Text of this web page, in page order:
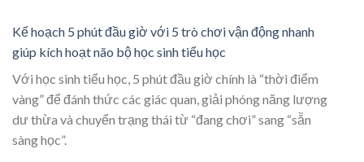
Kế hoạch 5 phút đầu giờ với 5 trò chơi vận động nhanh
giúp kích hoạt não bộ học sinh tiểu học
Với học sinh tiểu học, 5 phút đầu giờ chính là “thời điểm
vàng” để đánh thức các giác quan, giải phóng năng lượng
dư thừa và chuyển trạng thái từ “đang chơi” sang “sẵn
sàng học”.